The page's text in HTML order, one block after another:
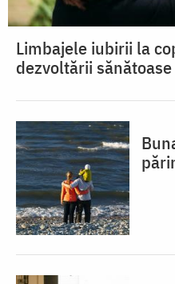
Limbajele iubirii la
dezvoltării sănătoase